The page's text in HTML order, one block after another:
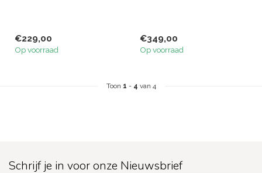
€229,00
Op voorraad
€349,00
Op voorraad
Toon 1 - 4 van 4
Schrijf je in voor onze Nieuwsbrief